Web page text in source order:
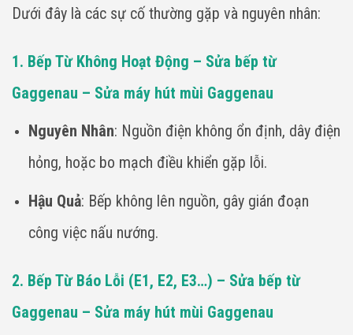
Dưới đây là các sự cố thường gặp và nguyên nhân:
1. Bếp Từ Không Hoạt Động – Sửa bếp từ
Gaggenau – Sửa máy hút mùi Gaggenau
Nguyên Nhân: Nguồn điện không ổn định, dây điện
hỏng, hoặc bo mạch điều khiển gặp lỗi.
Hậu Quả: Bếp không lên nguồn, gây gián đoạn
công việc nấu nướng.
2. Bếp Từ Báo Lỗi (E1, E2, E3…) – Sửa bếp từ
Gaggenau – Sửa máy hút mùi Gaggenau